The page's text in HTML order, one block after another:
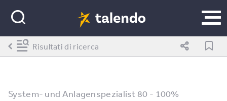
System- und Anlagenspezialist 80 - 100%
Risultati di ricerca